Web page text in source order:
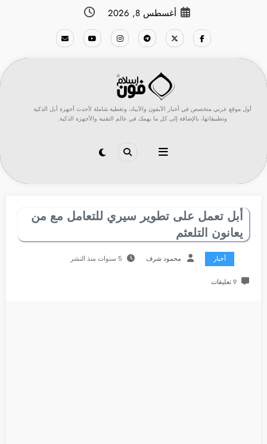
أغسطس 8, 2026
أول موقع عربي متخصص في أخبار الآيفون والآيباد، وتغطية شاملة لأحدث أجهزة أبل الذكية
وتطبيقاتها، بالإضافة إلى كل ما يهمك في عالم التقنية والأجهزة الذكية.
أبل تعمل على تطوير سيري للتعامل مع من
يعانون التلعثم
أخبار محمود شرف 5 سنوات منذ النشر
9 تعليقات